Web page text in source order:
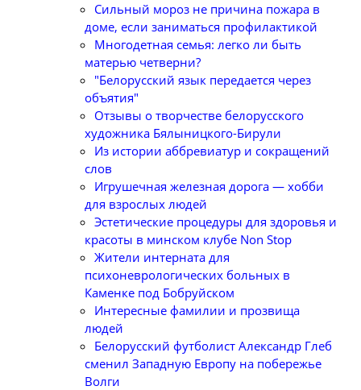
Сильный мороз не причина пожара в
доме, если заниматься профилактикой
Многодетная семья: легко ли быть
матерью четверни?
"Белорусский язык передается через
объятия"
Отзывы о творчестве белорусского
художника Бялыницкого-Бирули
Из истории аббревиатур и сокращений
слов
Игрушечная железная дорога — хобби
для взрослых людей
Эстетические процедуры для здоровья и
красоты в минском клубе Non Stop
Жители интерната для
психоневрологических больных в
Каменке под Бобруйском
Интересные фамилии и прозвища
людей
Белорусский футболист Александр Глеб
сменил Западную Европу на побережье
Волги